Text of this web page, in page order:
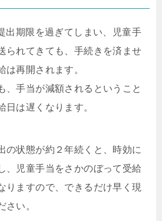
出期限を過ぎてしまい、児童手
られてきても、手続きを済ませ
は再開されます。
、手当が減額されるということ
日は遅くなります。
の状態が約２年続くと、時効に
、児童手当をさかのぼって受給
りますので、できるだけ早く現
さい。